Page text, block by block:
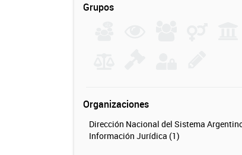
Grupos
Organizaciones
Dirección Nacional del Sistema
Información Jurídica (1)